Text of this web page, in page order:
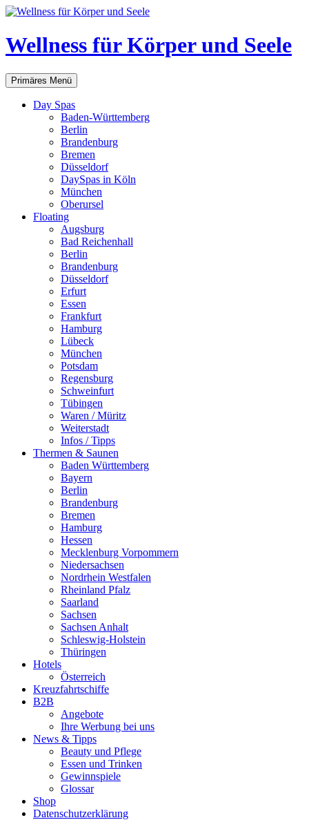
Zum
springen
Wellness für Körper und Seele
Suchen
Primäres Menü
Day Spas
Baden-Württemberg
Berlin
Brandenburg
Bremen
Düsseldorf
DaySpas in Köln
München
Oberursel
Floating
Augsburg
Bad Reichenhall
Berlin
Brandenburg
Düsseldorf
Erfurt
Essen
Frankfurt
Hamburg
Lübeck
München
Potsdam
Regensburg
Schweinfurt
Tübingen
Waren / Müritz
Weiterstadt
Infos / Tipps
Thermen & Saunen
Baden Württemberg
Bayern
Berlin
Brandenburg
Bremen
Hamburg
Hessen
Mecklenburg Vorpommern
Niedersachsen
Nordrhein Westfalen
Rheinland Pfalz
Saarland
Sachsen
Sachsen Anhalt
Schleswig-Holstein
Thüringen
Hotels
Österreich
Kreuzfahrtschiffe
B2B
Angebote
Ihre Werbung bei uns
News & Tipps
Beauty und Pflege
Essen und Trinken
Gewinnspiele
Glossar
Shop
Datenschutzerklärung